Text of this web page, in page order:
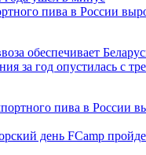
пива в России
обеспечивает
за год опустилась с
день FCamp